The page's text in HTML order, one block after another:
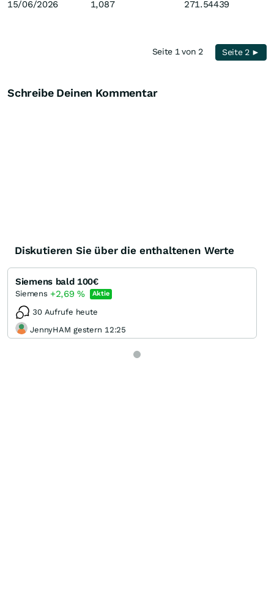
15/06/2026 1,087 271.54439
Seite 1 von 2 Seite 2 ►
Schreibe Deinen Kommentar
Diskutieren Sie über die enthaltenen Werte
Siemens bald 100€
Siemens +2,69% Aktie
30 Aufrufe heute
JennyHAM gestern 12:25